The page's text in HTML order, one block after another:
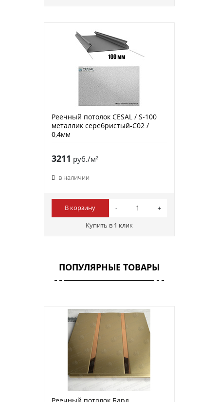
Реечный потолок CESAL / S-100
металлик серебристый-C02 /
0,4мм
3211 руб./м²
в наличии
В корзину
Купить в 1 клик
ПОПУЛЯРНЫЕ ТОВАРЫ